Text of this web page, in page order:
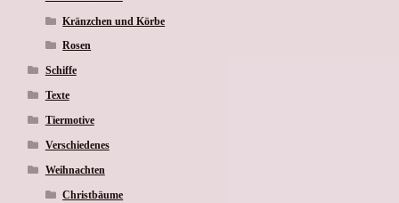
Kränzchen und Körbe
Rosen
Schiffe
Texte
Tiermotive
Verschiedenes
Weihnachten
Christbäume